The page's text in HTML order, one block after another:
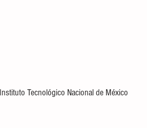
Tecnológico Nacional de México